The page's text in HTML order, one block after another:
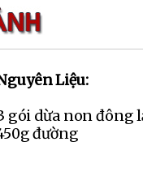
Liệu:
gói dừa non đông
đường